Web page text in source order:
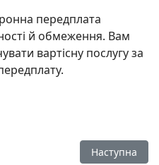
передплата
й обмеження. Вам
вартісну послугу за
Наступна
Наступна